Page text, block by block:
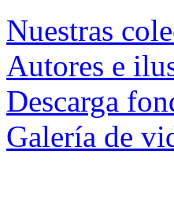
Nuestras
Autores e
Descarga
Galería de